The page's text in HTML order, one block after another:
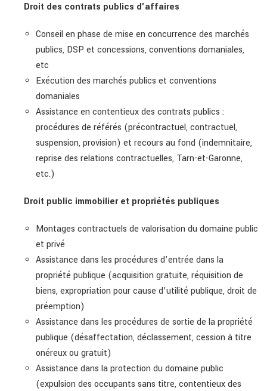
Droit des contrats publics d'affaires
Conseil en phase de mise en concurrence des marchés
publics, DSP et concessions, conventions domaniales,
etc
Exécution des marchés publics et conventions
domaniales
Assistance en contentieux des contrats publics :
procédures de référés (précontractuel, contractuel,
suspension, provision) et recours au fond (indemnitaire,
reprise des relations contractuelles, Tarn-et-Garonne,
etc.)
Droit public immobilier et propriétés publiques
Montages contractuels de valorisation du domaine public
et privé
Assistance dans les procédures d’entrée dans la
propriété publique (acquisition gratuite, réquisition de
biens, expropriation pour cause d’utilité publique, droit de
préemption)
Assistance dans les procédures de sortie de la propriété
publique (désaffectation, déclassement, cession à titre
onéreux ou gratuit)
Assistance dans la protection du domaine public
(expulsion des occupants sans titre, contentieux des